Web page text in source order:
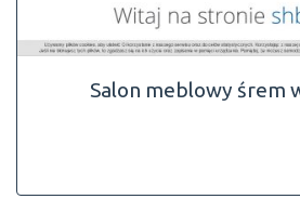
Salon meblowy śrem